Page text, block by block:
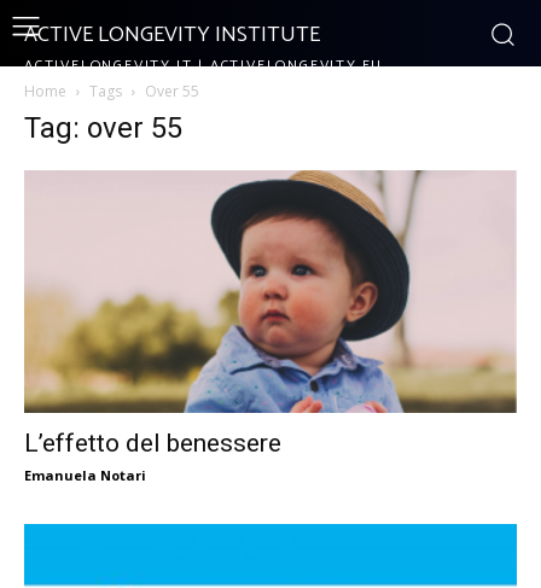
ACTIVE LONGEVITY INSTITUTE
ACTIVELONGEVITY.IT | ACTIVELONGEVITY.EU
Home Tags Over 55
Tag: over 55
L’effetto del benessere
Emanuela Notari